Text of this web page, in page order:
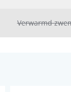
Verwarmd